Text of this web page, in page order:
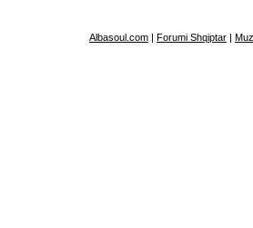
Albasoul.com | Forumi Shqiptar |